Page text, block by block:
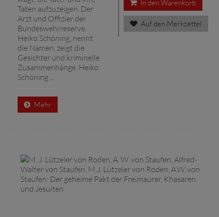
Taten aufzuzeigen. Der
Arzt und Offizier der
Bundeswehrreserve,
Heiko Schöning, nennt
die Namen, zeigt die
Gesichter und kriminelle
Zusammenhänge. Heiko
Schöning ...
Mehr
In den Warenkorb
Auf den Merkzettel